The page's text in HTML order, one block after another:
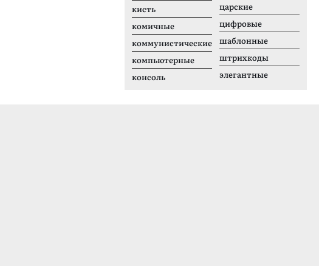
кисть
комичные
коммунистические
компьютерные
консоль
царские
цифровые
шаблонные
штрихкоды
элегантные